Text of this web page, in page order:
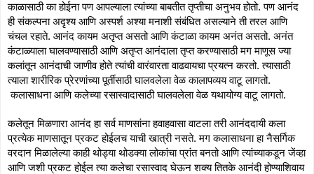
काळासाठी का होईना पण आपल्याला त्यांच्या बाबतीत तृप्तीचा अनुभव होतो. पण आनंद
ही संकल्पना अदृश्य आणि अस्पर्श अश्या मनाशी संबंधित असल्याने ती तरल आणि
चंचल रहाते. आनंद कायम अतृप्त असतो आणि कंटाळा कायम अनंत असतो. अनंत
कंटाळ्याला घालवण्यासाठी आणि अतृप्त आनंदाला तृप्त करण्यासाठी मग माणूस ज्या
कलांतून आनंदाची जाणीव होते त्यांची वारंवारता वाढवायचा प्रयत्न करतो. त्यासाठी
त्याला शारीरिक प्रेरणांच्या पूर्तीसाठी घालवलेला वेळ कालापव्यय वाटू लागतो.
कलासाधना आणि कलेच्या रसास्वादासाठी घालवलेला वेळ यथायोग्य वाटू लागतो.
कलेतून मिळणारा आनंद हा सर्व माणसांना हवाहवासा वाटला तरी आनंददायी कला
प्रत्येक माणसातून प्रकट होईलच याची खात्री नसते. मग कलासाधना हा नैसर्गिक
वरदान मिळालेल्या काही थोड्या थोडक्या लोकांचा प्रांत बनतो आणि त्यांच्याकडून जेंव्हा
आणि जशी प्रकट होईल त्या कलेचा रसास्वाद घेऊन शक्य तितके आनंदी होण्याशिवाय